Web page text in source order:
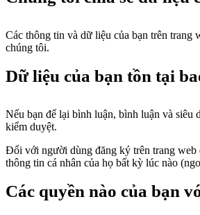
Các thông tin và dữ liệu của bạn trên trang
chúng tôi.
Dữ liệu của bạn tồn tại
Nếu bạn để lại bình luận, bình luận và
kiểm duyệt.
Đối với người dùng đăng ký trên trang web
thông tin cá nhân của họ bất kỳ lúc nào
Các quyền nào của bạn